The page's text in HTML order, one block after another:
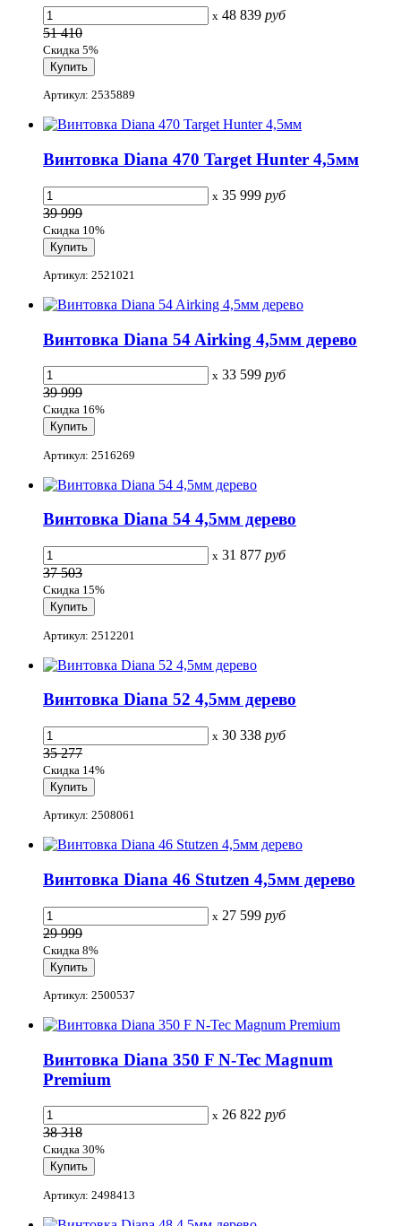
x 48 839 руб
51 410
Скидка 5%
Артикул: 2535889
Винтовка Diana 470 Target Hunter 4,5мм
x 35 999 руб
39 999
Скидка 10%
Артикул: 2521021
Винтовка Diana 54 Airking 4,5мм дерево
x 33 599 руб
39 999
Скидка 16%
Артикул: 2516269
Винтовка Diana 54 4,5мм дерево
x 31 877 руб
37 503
Скидка 15%
Артикул: 2512201
Винтовка Diana 52 4,5мм дерево
x 30 338 руб
35 277
Скидка 14%
Артикул: 2508061
Винтовка Diana 46 Stutzen 4,5мм дерево
x 27 599 руб
29 999
Скидка 8%
Артикул: 2500537
Винтовка Diana 350 F N-Tec Magnum
Premium
x 26 822 руб
38 318
Скидка 30%
Артикул: 2498413